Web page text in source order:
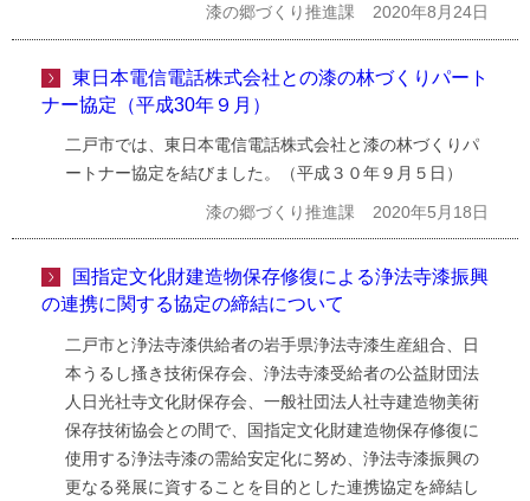
漆の郷づくり推進課 2020年8月24日
東日本電信電話株式会社との漆の林づくりパート
ナー協定（平成30年９月）
二戸市では、東日本電信電話株式会社と漆の林づくりパ
ートナー協定を結びました。（平成３０年９月５日）
漆の郷づくり推進課 2020年5月18日
国指定文化財建造物保存修復による浄法寺漆振興
の連携に関する協定の締結について
二戸市と浄法寺漆供給者の岩手県浄法寺漆生産組合、日
本うるし搔き技術保存会、浄法寺漆受給者の公益財団法
人日光社寺文化財保存会、一般社団法人社寺建造物美術
保存技術協会との間で、国指定文化財建造物保存修復に
使用する浄法寺漆の需給安定化に努め、浄法寺漆振興の
更なる発展に資することを目的とした連携協定を締結し